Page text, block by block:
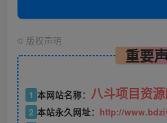
© 版权声明
重要
1 本网站名称： 八斗项目资
2 本站永久网址： http://